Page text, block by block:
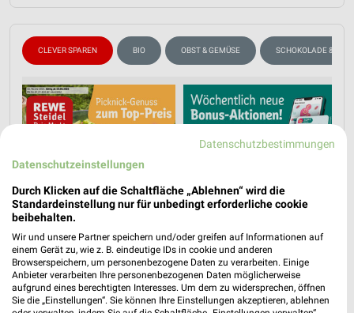
CLEVER SPAREN BIO OBST & GEMÜSE SCHOKOLADE &
Datenschutzbestimmungen
Datenschutzeinstellungen
Durch Klicken auf die Schaltfläche „Ablehnen“ wird die
Standardeinstellung nur für unbedingt erforderliche cookie
beibehalten.
Wir und unsere Partner speichern und/oder greifen auf Informationen auf
einem Gerät zu, wie z. B. eindeutige IDs in cookie und anderen
Browserspeichern, um personenbezogene Daten zu verarbeiten. Einige
Anbieter verarbeiten Ihre personenbezogenen Daten möglicherweise
aufgrund eines berechtigten Interesses. Um dem zu widersprechen, öffnen
Sie die „Einstellungen“. Sie können Ihre Einstellungen akzeptieren, ablehnen